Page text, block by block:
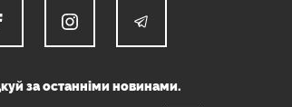
за останніми новинами.